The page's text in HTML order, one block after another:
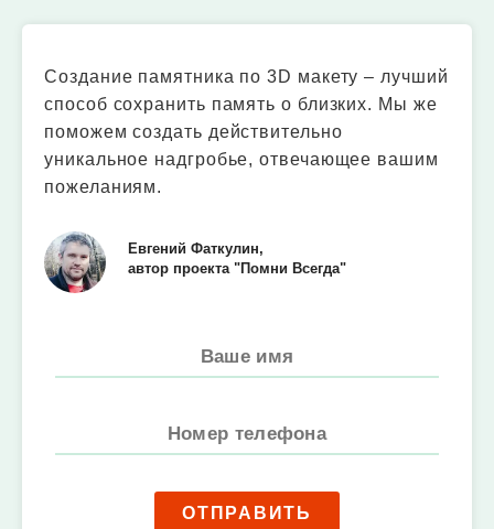
Создание памятника по 3D макету – лучший
способ сохранить память о близких. Мы же
поможем создать действительно
уникальное надгробье, отвечающее вашим
пожеланиям.
Евгений Фаткулин,
автор проекта "Помни Всегда"
ОТПРАВИТЬ